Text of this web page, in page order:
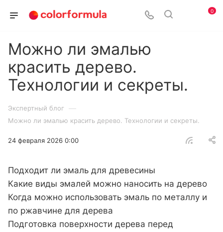
0
Можно ли эмалью
красить дерево.
Технологии и секреты.
Экспертный блог —
Можно ли эмалью красить дерево. Технологии и секреты.
24 февраля 2026 0:00
Подходит ли эмаль для древесины
Какие виды эмалей можно наносить на дерево
Когда можно использовать эмаль по металлу и
по ржавчине для дерева
Подготовка поверхности дерева перед